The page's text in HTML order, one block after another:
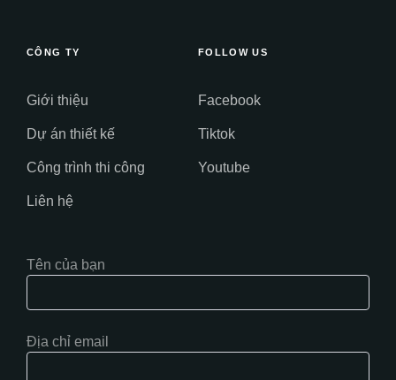
CÔNG TY
Giới thiệu
Dự án thiết kế
Công trình thi công
Liên hệ
FOLLOW US
Facebook
Tiktok
Youtube
Tên của bạn
Địa chỉ email